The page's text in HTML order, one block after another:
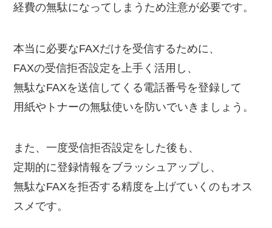
経費の無駄になってしまうため注意が必要です。
本当に必要なFAXだけを受信するために、
FAXの受信拒否設定を上手く活用し、
無駄なFAXを送信してくる電話番号を登録して
用紙やトナーの無駄使いを防いでいきましょう。
また、一度受信拒否設定をした後も、
定期的に登録情報をブラッシュアップし、
無駄なFAXを拒否する精度を上げていくのもオス
スメです。